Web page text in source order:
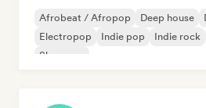
Afrobeat / Afropop Deep house
Electropop
Indie pop Indie rock
Shoegaze